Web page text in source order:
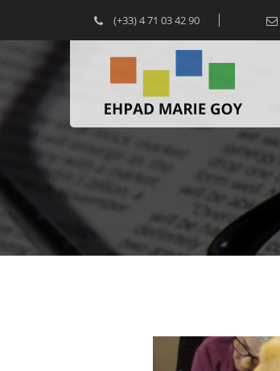
(+33) 4 71 03 42 90